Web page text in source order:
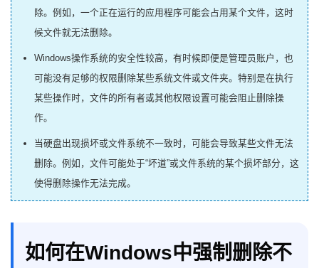
除。例如，一个正在运行的应用程序可能会占用某个文件，这时
候文件就无法删除。
Windows操作系统的安全性较高，有时候即便是管理员账户，也
可能没有足够的权限删除某些系统文件或文件夹。特别是在执行
某些操作时，文件的所有者或其他权限设置可能会阻止删除操
作。
当硬盘出现损坏或文件系统不一致时，可能会导致某些文件无法
删除。例如，文件可能处于“坏道”或文件系统的某个损坏部分，这
使得删除操作无法完成。
如何在Windows中强制删除不